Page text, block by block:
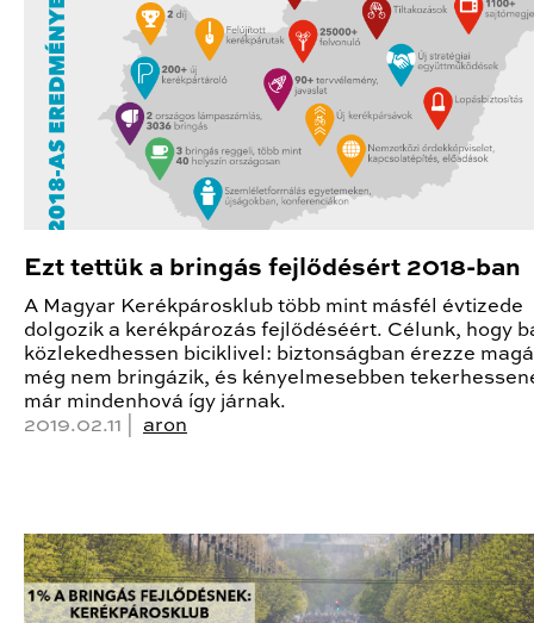
Ezt tettük a bringás fejlődésért 2018-ban
A Magyar Kerékpárosklub több mint másfél évtizede
dolgozik a kerékpározás fejlődéséért. Célunk, hogy
közlekedhessen biciklivel: biztonságban érezze
még nem bringázik, és kényelmesebben
már mindenhová így járnak.
2019.02.11 | aron